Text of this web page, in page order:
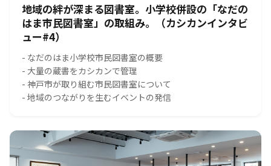
地域の絆が深まる図書室。小学校併設の「なだの
はま市民図書室」の取組み。（カシカンインタビ
ュー#4）
- なだのはま小学校市民図書室の概要
- 大量の蔵書をカシカンで管理
- 神戸市が取り組む市民図書室について
- 地域のつながりを生むイベントの発信